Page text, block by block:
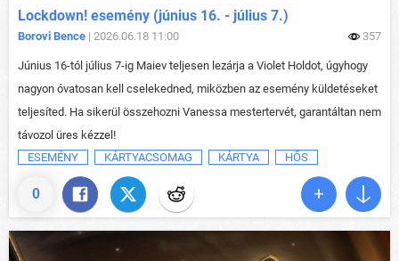
0
Lockdown! esemény (június 16. - július 7.)
Borovi Bence | 2026.06.18 11:00 357
Június 16-tól július 7-ig Maiev teljesen lezárja a Violet Holdot, úgyhogy
nagyon óvatosan kell cselekedned, miközben az esemény küldetéseket
teljesíted. Ha sikerül összehozni Vanessa mestertervét, garantáltan nem
távozol üres kézzel!
ESEMÉNY
KÁRTYACSOMAG KÁRTYA HŐS